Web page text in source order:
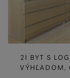
2I BYT S
VÝHĽADOM,